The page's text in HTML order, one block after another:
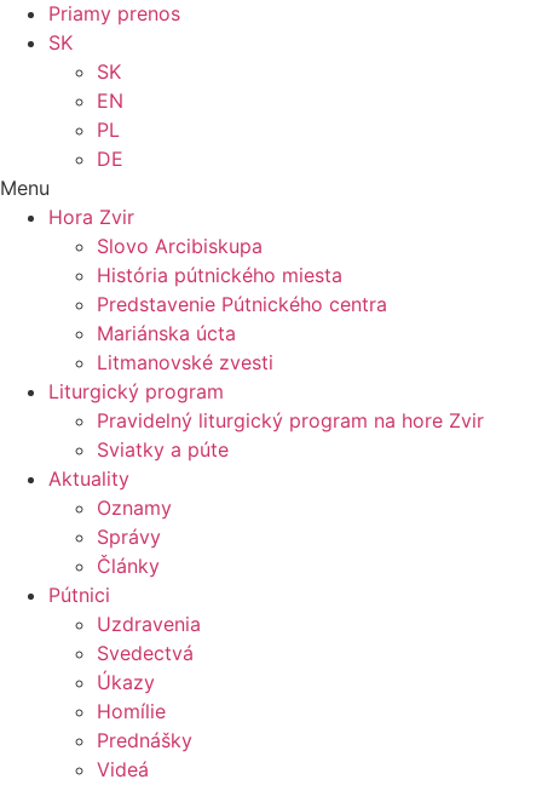
Priamy prenos
SK
SK
EN
PL
DE
Menu
Hora Zvir
Slovo Arcibiskupa
História pútnického miesta
Predstavenie Pútnického centra
Mariánska úcta
Litmanovské zvesti
Liturgický program
Pravidelný liturgický program na hore Zvir
Sviatky a púte
Aktuality
Oznamy
Správy
Články
Pútnici
Uzdravenia
Svedectvá
Úkazy
Homílie
Prednášky
Videá